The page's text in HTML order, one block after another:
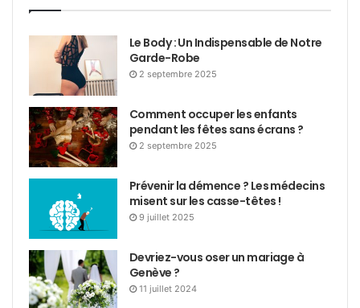
Le Body : Un Indispensable de Notre
Garde-Robe
2 septembre 2025
Comment occuper les enfants
pendant les fêtes sans écrans ?
2 septembre 2025
Prévenir la démence ? Les médecins
misent sur les casse-têtes !
9 juillet 2025
Devriez-vous oser un mariage à
Genève ?
11 juillet 2024